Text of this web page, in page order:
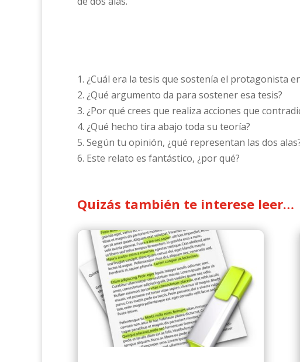
1. ¿Cuál era la tesis que sostenía el protagonista
2. ¿Qué argumento da para sostener esa tesis?
3. ¿Por qué crees que realiza acciones que
4. ¿Qué hecho tira abajo toda su teoría?
5. Según tu opinión, ¿qué representan las dos
6. Este relato es fantástico, ¿por qué?
Quizás también te interese leer…